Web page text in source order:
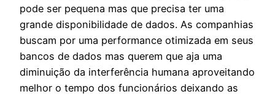
pode ser pequena mas que precisa ter uma
grande disponibilidade de dados. As companhias
buscam por uma performance otimizada em seus
bancos de dados mas querem que aja uma
diminuição da interferência humana aproveitando
melhor o tempo dos funcionários deixando as